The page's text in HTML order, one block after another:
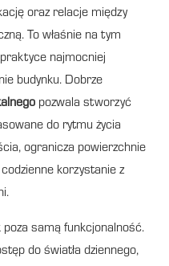
oraz relacje między
To właśnie na tym
najmocniej
budynku. Dobrze
pozwala stworzyć
do rytmu życia
ogranicza powierzchnie
korzystanie z
samą funkcjonalność.
do światła dziennego,